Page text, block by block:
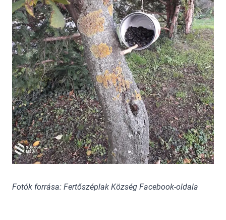
Fotók forrása: Fertőszéplak Község Facebook-oldala